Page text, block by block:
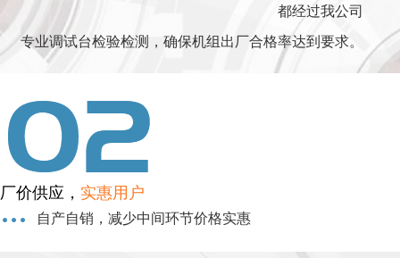
都经过我公司
专业调试台检验检测，确保机组出厂合格率达到要求。
厂价供应， 实惠用户
自产自销，减少中间环节价格实惠